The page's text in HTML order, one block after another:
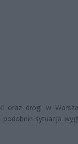
oraz drogi w
sytuacja